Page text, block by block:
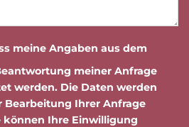
meine Angaben aus dem
meiner Anfrage
werden. Die Daten werden
Bearbeitung Ihrer Anfrage
Ihre Einwilligung